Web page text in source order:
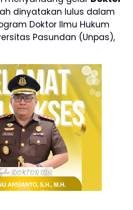
dinyatakan lulus dalam
Doktor Ilmu Hukum
Pasundan (Unpas),